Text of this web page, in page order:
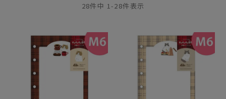
28件中 1 -28件表示